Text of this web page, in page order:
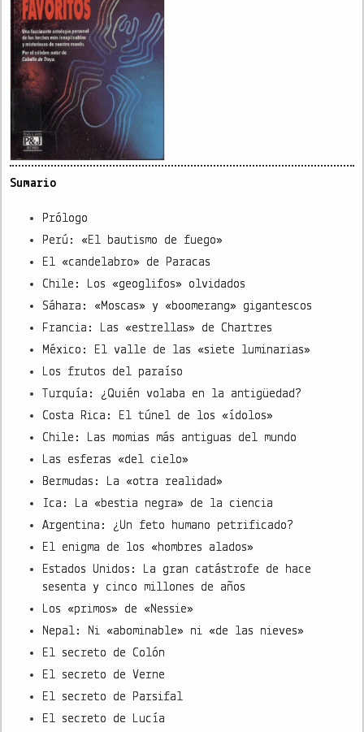
Sumario
Prólogo
Perú: «El bautismo de fuego»
El «candelabro» de Paracas
Chile: Los «geoglifos» olvidados
Sáhara: «Moscas» y «boomerang» gigantescos
Francia: Las «estrellas» de Chartres
México: El valle de las «siete luminarias»
Los frutos del paraíso
Turquía: ¿Quién volaba en la antigüedad?
Costa Rica: El túnel de los «ídolos»
Chile: Las momias más antiguas del mundo
Las esferas «del cielo»
Bermudas: La «otra realidad»
Ica: La «bestia negra» de la ciencia
Argentina: ¿Un feto humano petrificado?
El enigma de los «hombres alados»
Estados Unidos: La gran catástrofe de hace
sesenta y cinco millones de años
Los «primos» de «Nessie»
Nepal: Ni «abominable» ni «de las nieves»
El secreto de Colón
El secreto de Verne
El secreto de Parsifal
El secreto de Lucía